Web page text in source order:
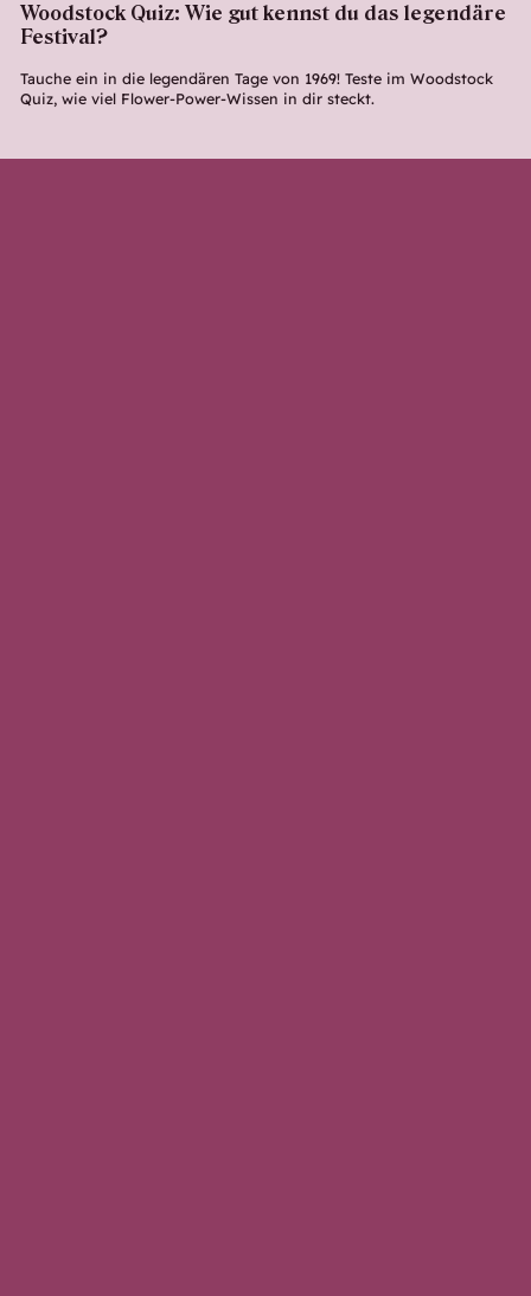
Woodstock Quiz: Wie gut kennst du das legendäre
Festival?
Tauche ein in die legendären Tage von 1969! Teste im Woodstock
Quiz, wie viel Flower-Power-Wissen in dir steckt.